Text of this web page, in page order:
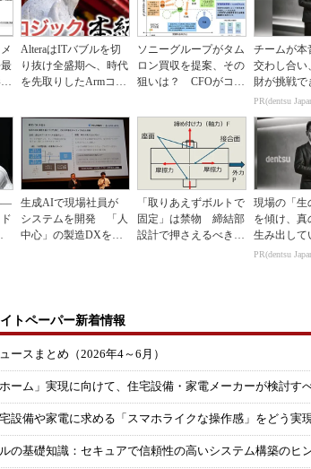
AlteraはITバブルを切
り抜け全盛期へ、時代
を先取りしたArmコア
ソニーグループがタム
ロン買収を提案、その
狙いは？ CFOがコメ
チームが本
交わし合い
財が挑戦で
PR(dentsu
生成AIで現場社員が
システムを開発 「人
中心」の製造DXを自
「取りあえずボルトで
固定」は禁物 締結部
設計で押さえるべき基
現場の「生
を傾け、真
生み出して
PR(dentsu
トペーパー新着情報
ースまとめ（2026年4～6月）
ーム」実現に向けて、住宅設備・家電メーカーが検討す
設備や家電に求める「スマホライクな操作感」をどう実
の基礎知識：セキュアで信頼性の高いシステム構築のヒ